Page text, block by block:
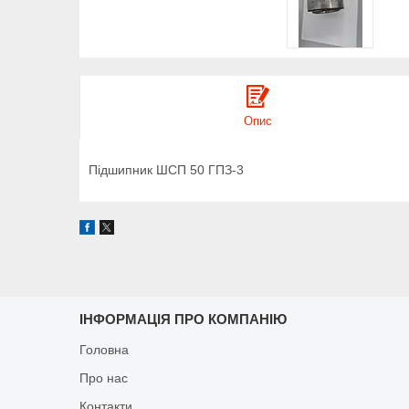
Опис
Підшипник ШСП 50 ГПЗ-3
ІНФОРМАЦІЯ ПРО КОМПАНІЮ
Головна
Про нас